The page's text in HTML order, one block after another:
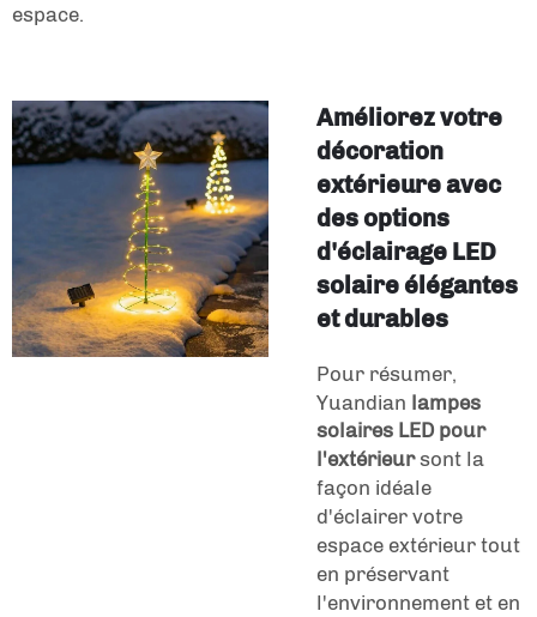
espace.
Améliorez votre
décoration
extérieure avec
des options
d'éclairage LED
solaire élégantes
et durables
Pour résumer,
Yuandian lampes
solaires LED pour
l'extérieursont la
façon idéale
d'éclairer votre
espace extérieur tout
en préservant
l'environnement et en